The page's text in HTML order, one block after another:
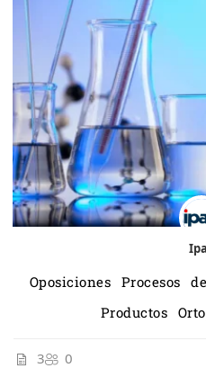
Oposiciones Procesos
Productos
3 0